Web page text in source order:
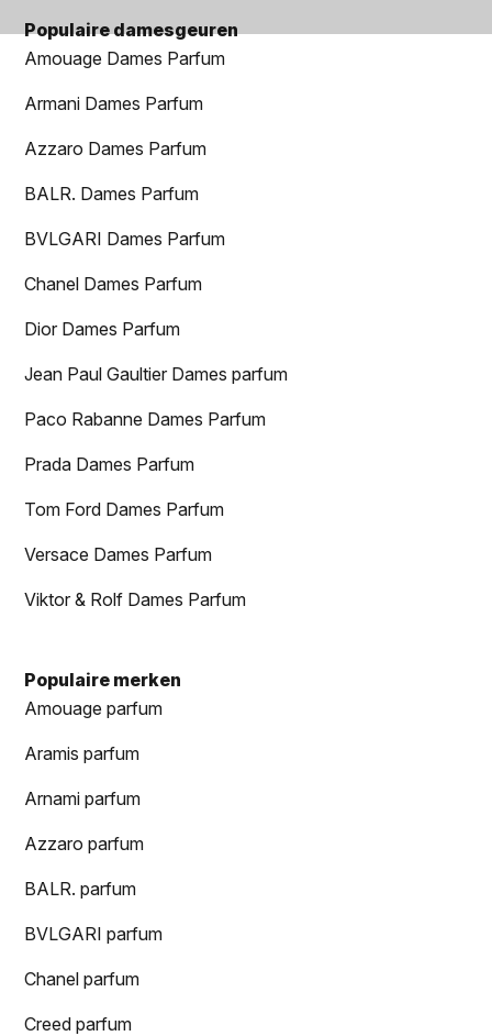
Populaire damesgeuren
Amouage Dames Parfum
Armani Dames Parfum
Azzaro Dames Parfum
BALR. Dames Parfum
BVLGARI Dames Parfum
Chanel Dames Parfum
Dior Dames Parfum
Jean Paul Gaultier Dames parfum
Paco Rabanne Dames Parfum
Prada Dames Parfum
Tom Ford Dames Parfum
Versace Dames Parfum
Viktor & Rolf Dames Parfum
Populaire merken
Amouage parfum
Aramis parfum
Arnami parfum
Azzaro parfum
BALR. parfum
BVLGARI parfum
Chanel parfum
Creed parfum